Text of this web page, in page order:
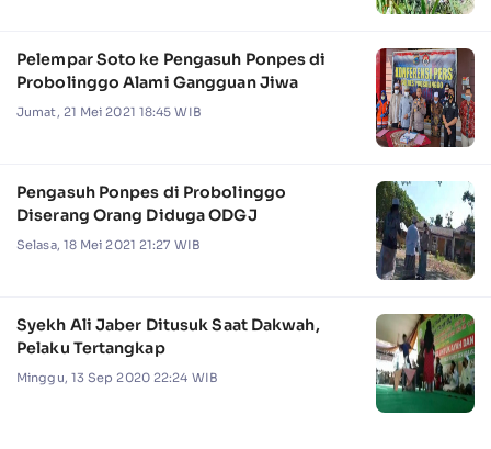
Pelempar Soto ke Pengasuh Ponpes di
Probolinggo Alami Gangguan Jiwa
Jumat, 21 Mei 2021 18:45 WIB
Pengasuh Ponpes di Probolinggo
Diserang Orang Diduga ODGJ
Selasa, 18 Mei 2021 21:27 WIB
Syekh Ali Jaber Ditusuk Saat Dakwah,
Pelaku Tertangkap
Minggu, 13 Sep 2020 22:24 WIB